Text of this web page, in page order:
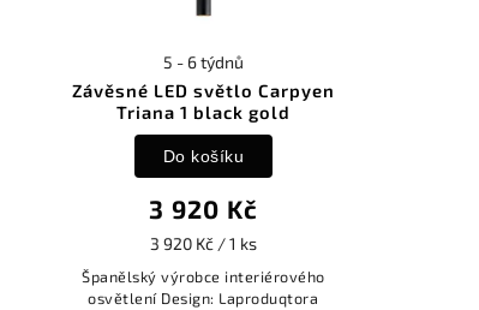
Závěsné LED světlo Carpyen
Triana 1 black gold
5 - 6 týdnů
3 920 Kč
3 920 Kč / 1 ks
Do košíku
Španělský výrobce interiérového
osvětlení Design: Laproduqtora